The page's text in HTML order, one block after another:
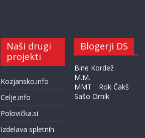
Naši drugi
projekti
Kozjansko.info
Celje.info
Polovička.si
Izdelava spletnih
Blogerji DS
Bine Kordež
M.M.
MMT
Rok Čakš
Sašo Ornik